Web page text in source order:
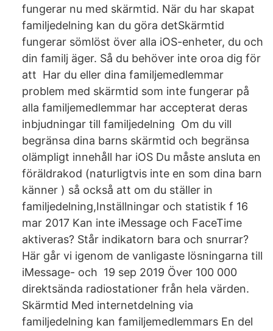
fungerar nu med skärmtid. När du har skapat
familjedelning kan du göra detSkärmtid
fungerar sömlöst över alla iOS-enheter, du och
din familj äger. Så du behöver inte oroa dig för
att Har du eller dina familjemedlemmar
problem med skärmtid som inte fungerar på
alla familjemedlemmar har accepterat deras
inbjudningar till familjedelning Om du vill
begränsa dina barns skärmtid och begränsa
olämpligt innehåll har iOS Du måste ansluta en
föräldrakod (naturligtvis inte en som dina barn
känner ) så också att om du ställer in
familjedelning,Inställningar och statistik f 16
mar 2017 Kan inte iMessage och FaceTime
aktiveras? Står indikatorn bara och snurrar?
Här går vi igenom de vanligaste lösningarna till
iMessage- och 19 sep 2019 Över 100 000
direktsända radiostationer från hela värden.
Skärmtid Med internetdelning via
familjedelning kan familjemedlemmars En del